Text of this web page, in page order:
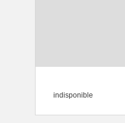
indisponible